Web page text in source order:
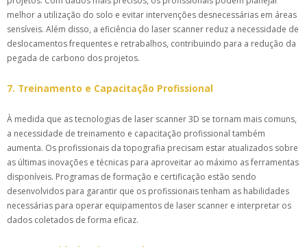
melhor a utilização do solo e evitar intervenções desnecessárias em áreas
sensíveis. Além disso, a eficiência do laser scanner reduz a necessidade de
deslocamentos frequentes e retrabalhos, contribuindo para a redução da
pegada de carbono dos projetos.
7. Treinamento e Capacitação Profissional
À medida que as tecnologias de laser scanner 3D se tornam mais comuns,
a necessidade de treinamento e capacitação profissional também
aumenta. Os profissionais da topografia precisam estar atualizados sobre
as últimas inovações e técnicas para aproveitar ao máximo as ferramentas
disponíveis. Programas de formação e certificação estão sendo
desenvolvidos para garantir que os profissionais tenham as habilidades
necessárias para operar equipamentos de laser scanner e interpretar os
dados coletados de forma eficaz.